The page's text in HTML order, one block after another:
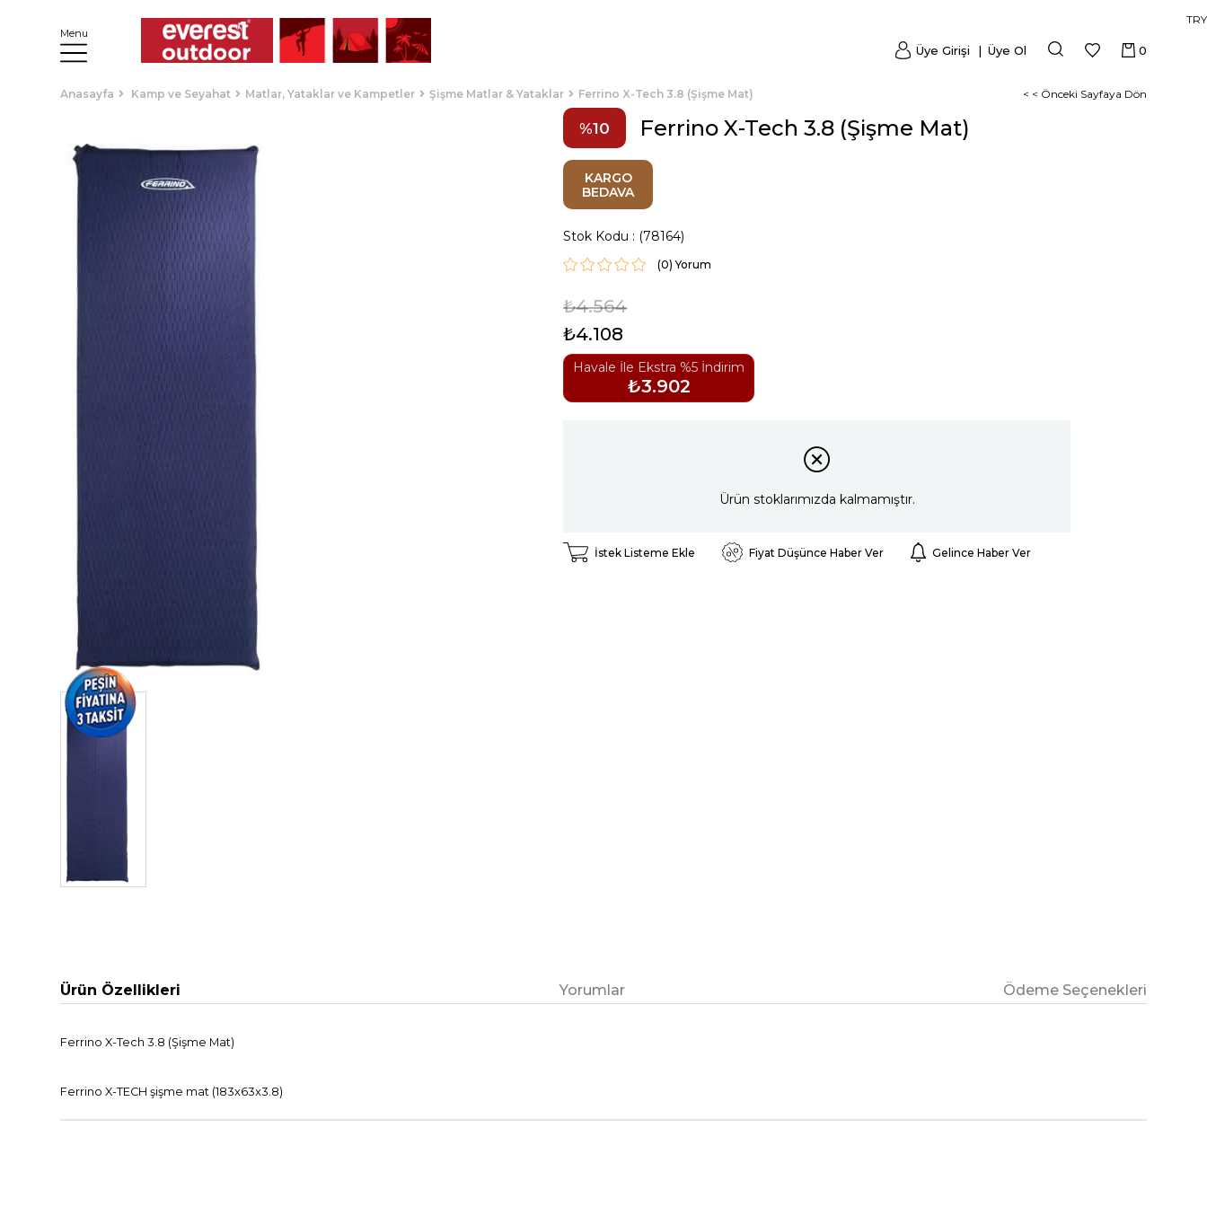
Menu
TRY
0
Üye Girişi Üye Ol
Anasayfa Kamp ve Seyahat Matlar, Yataklar ve Kampetler Şişme Matlar & Yataklar Ferrino X-Tech 3.8 (Şişme Mat) < < Önceki Sayfaya Dön
10 Ferrino X-Tech 3.8 (Şişme Mat)
KARGO
BEDAVA
Stok Kodu (78164)
(0)
₺4.564
₺4.108
Havale İle Ekstra %5 İndirim
₺3.902
Ürün stoklarımızda kalmamıştır.
İstek Listeme Ekle Fiyat Düşünce Haber Ver Gelince Haber Ver
Ürün Özellikleri Yorumlar Ödeme Seçenekleri
Ferrino X-Tech 3.8 (Şişme Mat)
Ferrino X-TECH şişme mat (183x63x3.8)